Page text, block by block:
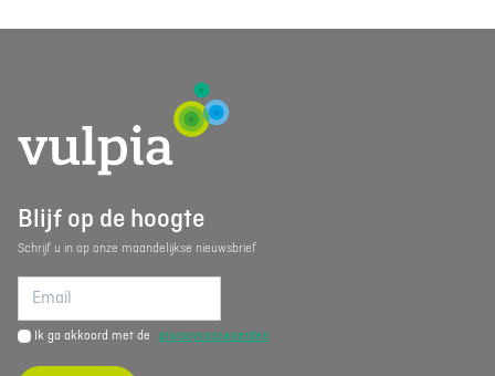
Blijf op de hoogte
Schrijf u in op onze maandelijkse nieuwsbrief
Ik ga akkoord met de privacyvoorwaarden